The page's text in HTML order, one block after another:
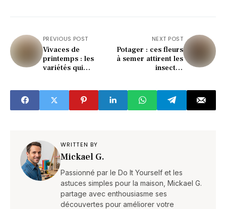
PREVIOUS POST
Vivaces de
printemps : les
variétés qui
jardin remarquable
NEXT POST
Potager : ces fleurs
à semer attirent les
insectes
récoltes
WRITTEN BY
Mickael G.
Passionné par le Do It Yourself et les
astuces simples pour la maison, Mickael G.
partage avec enthousiasme ses
découvertes pour améliorer votre